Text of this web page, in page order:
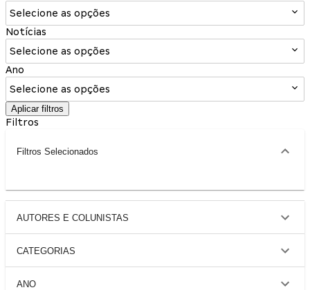
Selecione as opções
Notícias
Selecione as opções
Ano
Selecione as opções
Aplicar filtros
Filtros
Filtros Selecionados
AUTORES E COLUNISTAS
CATEGORIAS
ANO